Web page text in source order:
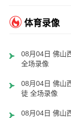
体育录像
08月04日 佛山
全场录像
08月04日 佛山
徒 全场录像
08月04日 佛山